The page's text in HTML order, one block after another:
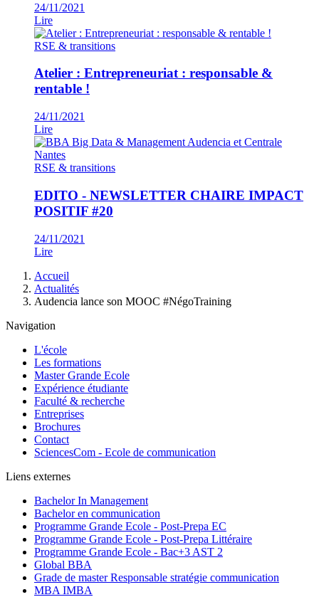
24/11/2021
Lire
RSE & transitions
Atelier : Entrepreneuriat : responsable &
rentable !
24/11/2021
Lire
RSE & transitions
EDITO - NEWSLETTER CHAIRE IMPACT
POSITIF #20
24/11/2021
Lire
d'Ariane
Accueil
Actualités
Audencia lance son MOOC #NégoTraining
Navigation
L'école
Les formations
Master Grande Ecole
Expérience étudiante
Faculté & recherche
Entreprises
Brochures
Contact
SciencesCom - Ecole de communication
Liens externes
Bachelor In Management
Bachelor en communication
Programme Grande Ecole - Post-Prepa EC
Programme Grande Ecole - Post-Prepa Littéraire
Programme Grande Ecole - Bac+3 AST 2
Global BBA
Grade de master Responsable stratégie communication
MBA IMBA